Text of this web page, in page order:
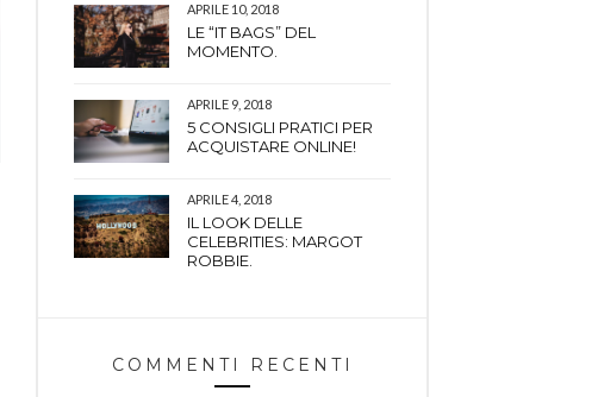
APRILE 10, 2018
LE “IT BAGS” DEL
MOMENTO.
APRILE 9, 2018
5 CONSIGLI PRATICI PER
ACQUISTARE ONLINE!
APRILE 4, 2018
IL LOOK DELLE
CELEBRITIES: MARGOT
ROBBIE.
COMMENTI RECENTI